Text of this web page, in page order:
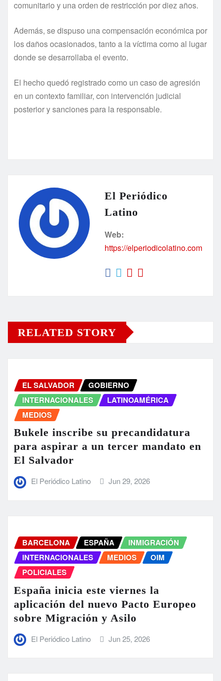
comunitario y una orden de restricción por diez años.
Además, se dispuso una compensación económica por
los daños ocasionados, tanto a la víctima como al lugar
donde se desarrollaba el evento.
El hecho quedó registrado como un caso de agresión
en un contexto familiar, con intervención judicial
posterior y sanciones para la responsable.
El Periódico
Latino
Web:
https://elperiodicolatino.com
RELATED STORY
EL SALVADOR
GOBIERNO
INTERNACIONALES
LATINOAMÉRICA
MEDIOS
Bukele inscribe su precandidatura
para aspirar a un tercer mandato en
El Salvador
El Periódico Latino Jun 29, 2026
BARCELONA ESPAÑA
INMIGRACIÓN
INTERNACIONALES
MEDIOS
OIM
POLICIALES
España inicia este viernes la
aplicación del nuevo Pacto Europeo
sobre Migración y Asilo
El Periódico Latino Jun 25, 2026